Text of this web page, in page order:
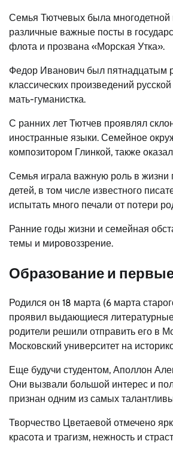
Семья Тютчевых была многодетной
различные важные посты в
флота и прозвана «Морская Утка».
Федор Иванович был пятнадцатым
классических произведений
мать-гуманистка.
С ранних лет Тютчев проявлял
иностранные языки. Семейное
композитором Глинкой, также
Семья играла важную роль в жизни
детей, в том числе известного
испытать много печали от потери
Ранние годы жизни и семейная
темы и мировоззрение.
Образование и
Родился он 18 марта (6 марта
проявил выдающиеся
родители решили отправить его в
Московский университет на
Еще будучи студентом, Аполлон
Они вызвали большой интерес и
признан одним из самых
Творчество Цветаевой отмечено
красота и трагизм, нежность и